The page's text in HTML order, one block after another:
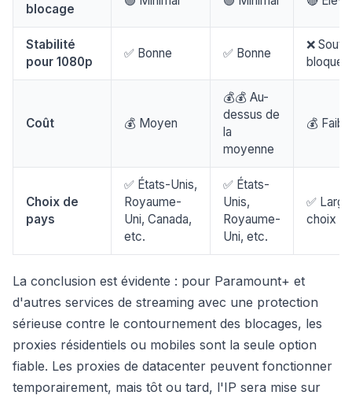
blocage
Stabilité
pour 1080p
✅ Bonne ✅ Bonne
❌
bloqué
Coût 💰 Moyen
💰💰 Au-
dessus de
la
moyenne
💰
Choix de
pays
✅ États-Unis,
Royaume-
Uni, Canada,
etc.
✅ États-
Unis,
Royaume-
Uni, etc.
✅ Large
choix
La conclusion est évidente : pour Paramount+ et
d'autres services de streaming avec une protection
sérieuse contre le contournement des blocages, les
proxies résidentiels ou mobiles sont la seule option
fiable. Les proxies de datacenter peuvent fonctionner
temporairement, mais tôt ou tard, l'IP sera mise sur